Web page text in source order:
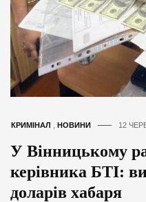
КРИМІНАЛ НОВИНИ 12
У Вінницькому
керівника БТІ:
доларів хабаря